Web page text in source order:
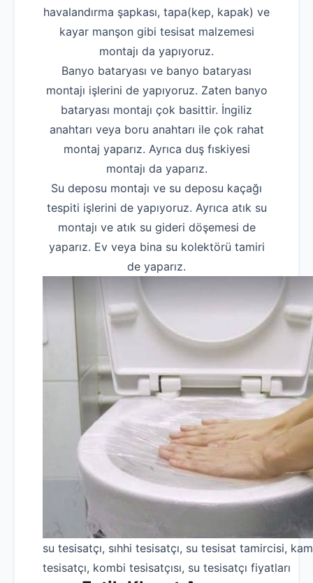
havalandırma şapkası, tapa(kep, kapak) ve
kayar manşon gibi tesisat malzemesi
montajı da yapıyoruz.
Banyo bataryası ve banyo bataryası
montajı işlerini de yapıyoruz. Zaten banyo
bataryası montajı çok basittir. İngiliz
anahtarı veya boru anahtarı ile çok rahat
montaj yaparız. Ayrıca duş fıskiyesi
montajı da yaparız.
Su deposu montajı ve su deposu kaçağı
tespiti işlerini de yapıyoruz. Ayrıca atık su
montajı ve atık su gideri döşemesi de
yaparız. Ev veya bina su kolektörü tamiri
de yaparız.
su tesisatçı, sıhhi tesisatçı, su tesisat tamircisi,
tesisatçı, kombi tesisatçısı, su tesisatçı fiyatları